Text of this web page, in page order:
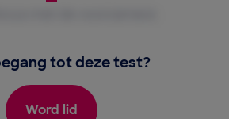
tot deze test?
Word lid